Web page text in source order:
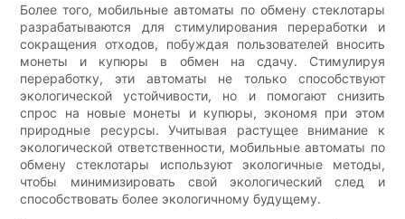
Более того, мобильные автоматы по обмену стеклотары
разрабатываются для стимулирования переработки и
сокращения отходов, побуждая пользователей вносить
монеты и купюры в обмен на сдачу. Стимулируя
переработку, эти автоматы не только способствуют
экологической устойчивости, но и помогают снизить
спрос на новые монеты и купюры, экономя при этом
природные ресурсы. Учитывая растущее внимание к
экологической ответственности, мобильные автоматы по
обмену стеклотары используют экологичные методы,
чтобы минимизировать свой экологический след и
способствовать более экологичному будущему.